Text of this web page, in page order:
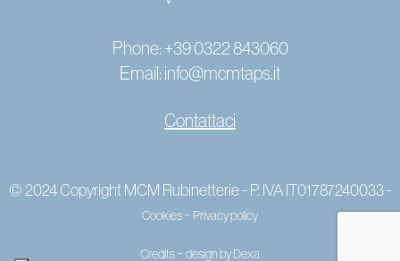
Phone: +39 0322 843060
Email: info@mcmtaps.it
Contattaci
© 2024 Copyright MCM Rubinetterie - P. IVA IT01787240033 -
Cookies- Privacy policy
Credits- design by Dexa